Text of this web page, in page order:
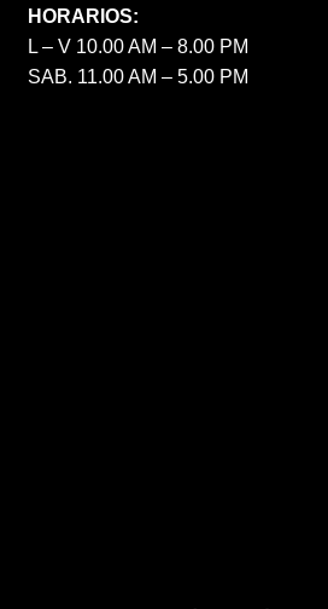
HORARIOS:
L – V 10.00 AM – 8.00 PM
SAB. 11.00 AM – 5.00 PM